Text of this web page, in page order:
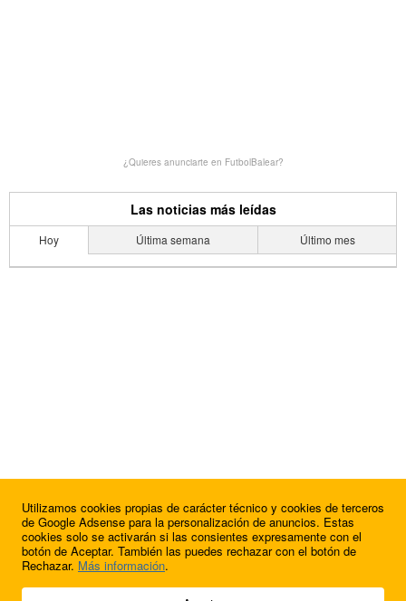
¿Quieres anunciarte en FutbolBalear?
Las noticias más leídas
Hoy Última semana Último mes
© 2009 - 2026 Soluciones Corporativas IP, SL.
Utilizamos cookies propias de carácter técnico y cookies de terceros
de Google Adsense para la personalización de anuncios. Estas
cookies solo se activarán si las consientes expresamente con el
botón de Aceptar. También las puedes rechazar con el botón de
Rechazar. Más información.